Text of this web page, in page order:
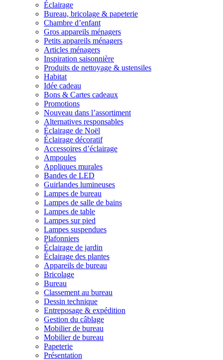
Éclairage
Bureau, bricolage & papeterie
Chambre d’enfant
Gros appareils ménagers
Petits appareils ménagers
Articles ménagers
Inspiration saisonnière
Produits de nettoyage & ustensiles
Habitat
Idée cadeau
Bons & Cartes cadeaux
Promotions
Nouveau dans l’assortiment
Alternatives responsables
Éclairage de Noël
Éclairage décoratif
Accessoires d’éclairage
Ampoules
Appliques murales
Bandes de LED
Guirlandes lumineuses
Lampes de bureau
Lampes de salle de bains
Lampes de table
Lampes sur pied
Lampes suspendues
Plafonniers
Éclairage de jardin
Éclairage des plantes
Appareils de bureau
Bricolage
Bureau
Classement au bureau
Dessin technique
Entreposage & expédition
Gestion du câblage
Mobilier de bureau
Mobilier de bureau
Papeterie
Présentation